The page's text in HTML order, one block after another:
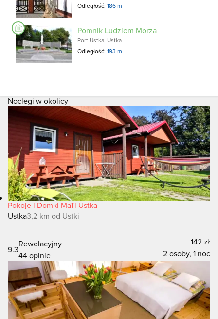
Odległość:186 m
Pomnik Ludziom Morza
Port Ustka, Ustka
Odległość:193 m
Noclegi w okolicy
Pokoje i Domki MaTi Ustka
Ustka3,2 km od Ustki
9.3
Rewelacyjny
44 opinie
142 zł
2 osoby, 1 noc